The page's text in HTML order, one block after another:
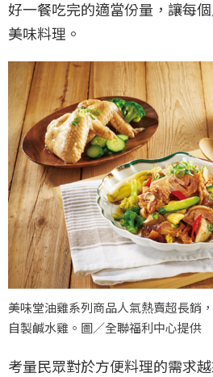
好一餐吃完的適當份量，讓每
美味料理。
美味堂油雞系列商品人氣熱賣超長銷
自製鹹水雞。圖／全聯福利中心提供
考量民眾對於方便料理的需求